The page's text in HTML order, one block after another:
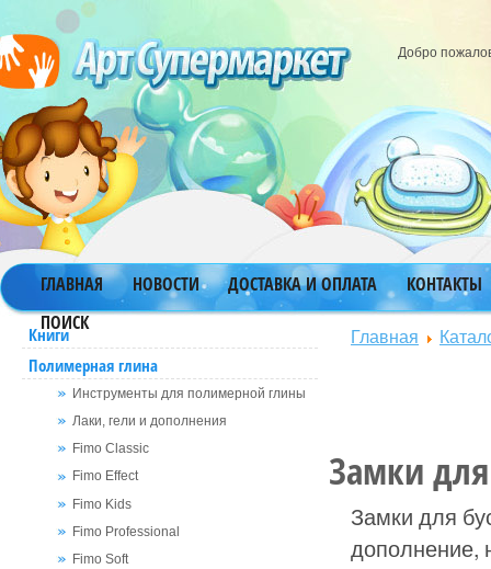
Добро
ГЛАВНАЯ НОВОСТИ ДОСТАВКА И ОПЛАТА
КОНТАКТЫ
ПОИСК
Книги
Полимерная глина
Инструменты для полимерной глины
Лаки, гели и дополнения
Fimo Classic
Fimo Effect
Fimo Kids
Fimo Professional
Fimo Soft
Главная
Замки
Замки для
дополнение,